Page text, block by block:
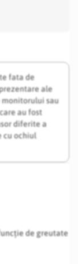
fata de
ale
sau
au fost
diferite a
cu ochiul
de greutate